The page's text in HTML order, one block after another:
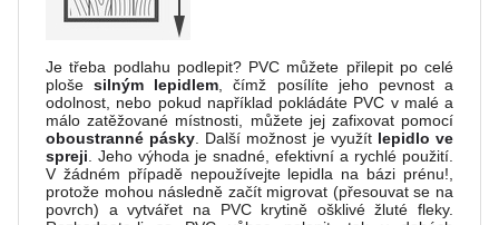
Je třeba podlahu podlepit? PVC můžete přilepit po celé
plošesilným lepidlem, čímž posílíte jeho pevnost a
odolnost, nebo pokud například pokládáte PVC v malé a
málo zatěžované místnosti, můžete jej zafixovat pomocí
oboustranné pásky. Další možnost je využít lepidlo ve
spreji. Jeho výhoda je snadné, efektivní a rychlé použití.
V žádném případě nepoužívejte lepidla na bázi prénu!,
protože mohou následně začít migrovat (přesouvat se na
povrch) a vytvářet na PVC krytině ošklivé žluté fleky.